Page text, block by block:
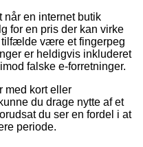
når en internet butik
for en pris der kan virke
tilfælde være et fingerpeg
er heldigvis inkluderet
falske e-forretninger.
med kort eller
du drage nytte af et
du ser en fordel i at
periode.